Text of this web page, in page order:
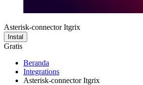
Asterisk-connector Itgrix
Instal
Gratis
Beranda
Integrations
Asterisk-connector Itgrix